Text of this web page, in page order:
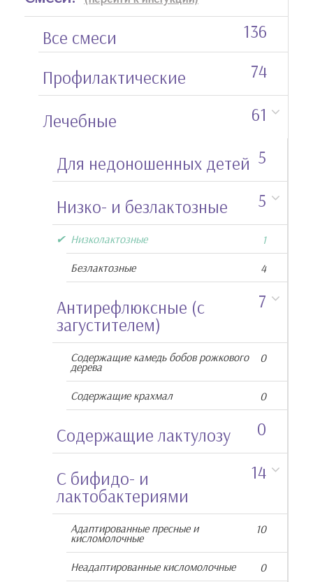
Все смеси 136
Профилактические 74
Лечебные 61
Для недоношенных детей 5
Низко- и безлактозные 5
Низколактозные
1
Безлактозные
4
Антирефлюксные (с
загустителем)
7
Содержащие камедь бобов рожкового
дерева
0
Содержащие крахмал 0
Cодержащие лактулозу 0
С бифидо- и
лактобактериями
14
Адаптированные пресные и
кисломолочные
10
Неадаптированные кисломолочные 0